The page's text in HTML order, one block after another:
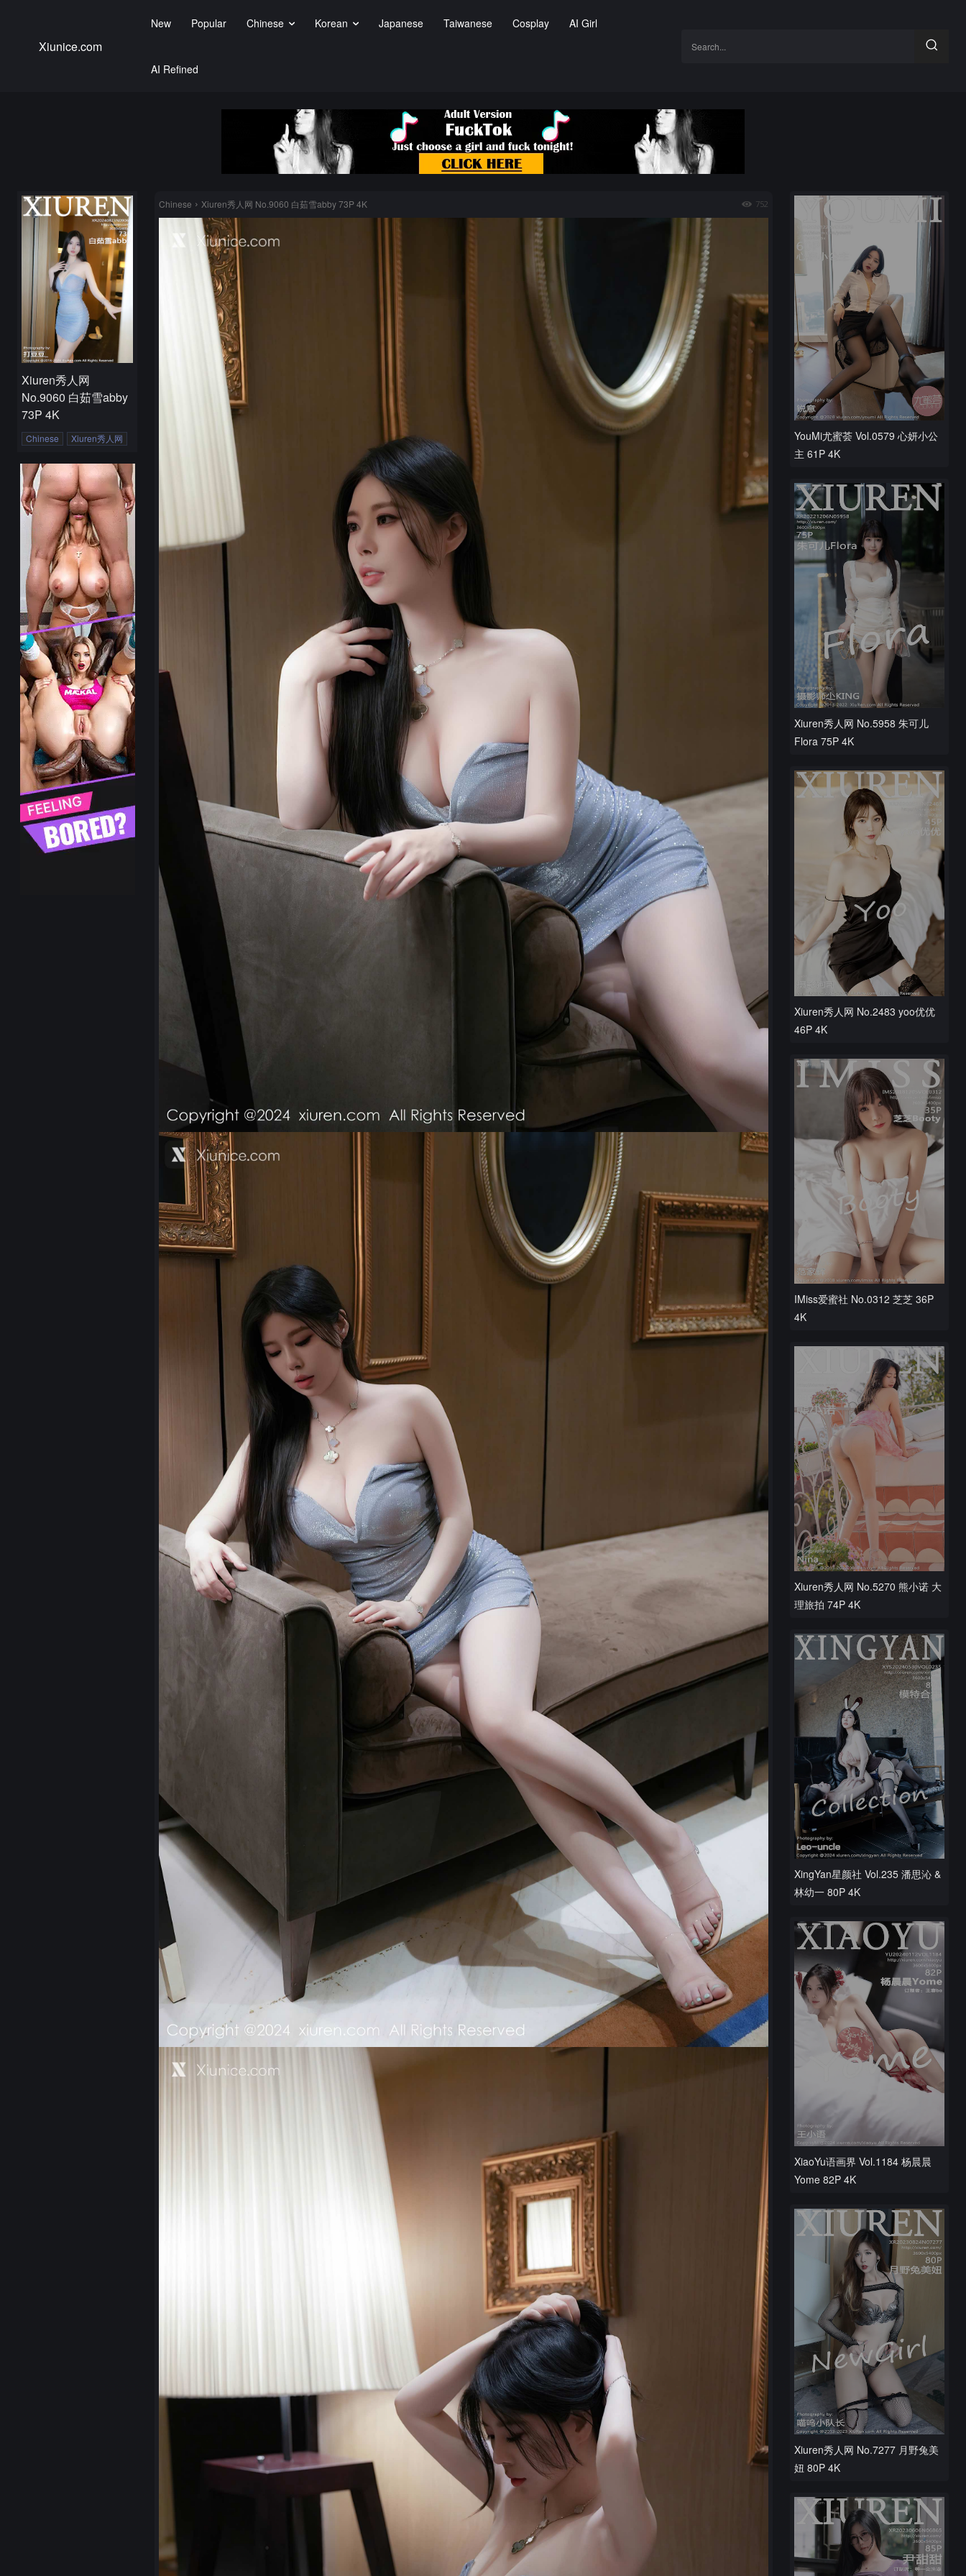
Xiunice.com
New Popular Chinese Korean Japanese Taiwanese Cosplay AI Girl
AI Refined
Search...
Xiuren秀人网
No.9060 白茹雪abby
73P 4K
Chinese Xiuren秀人网
Chinese Xiuren秀人网 No.9060 白茹雪abby 73P 4K 752
YouMi尤蜜荟 Vol.0579 心妍小公
主 61P 4K
Xiuren秀人网 No.5958 朱可儿
Flora 75P 4K
Xiuren秀人网 No.2483 yoo优优
46P 4K
IMiss爱蜜社 No.0312 芝芝 36P
4K
Xiuren秀人网 No.5270 熊小诺 大
理旅拍 74P 4K
XingYan星颜社 Vol.235 潘思沁 &
林幼一 80P 4K
XiaoYu语画界 Vol.1184 杨晨晨
Yome 82P 4K
Xiuren秀人网 No.7277 月野兔美
妞 80P 4K